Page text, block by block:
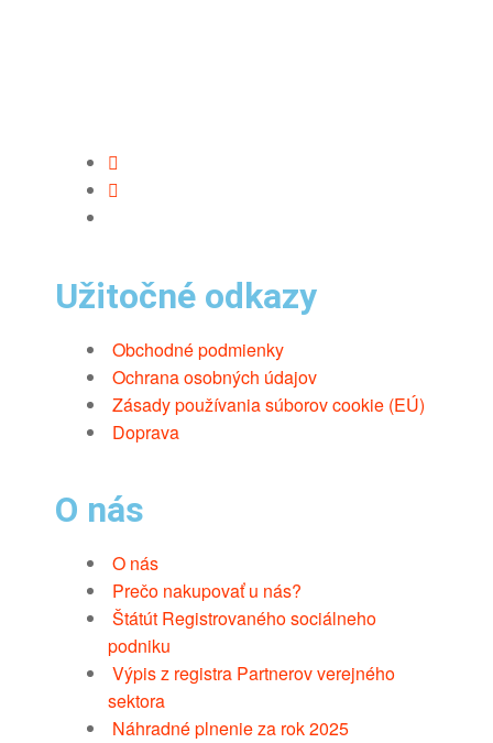
Užitočné odkazy
Obchodné podmienky
Ochrana osobných údajov
Zásady používania súborov cookie (EÚ)
Doprava
O nás
O nás
Prečo nakupovať u nás?
Štátút Registrovaného sociálneho
podniku
Výpis z registra Partnerov verejného
sektora
Náhradné plnenie za rok 2025